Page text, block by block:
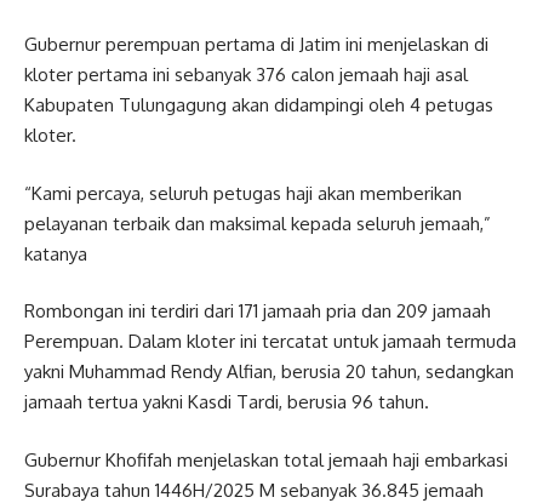
Gubernur perempuan pertama di Jatim ini menjelaskan di
kloter pertama ini sebanyak 376 calon jemaah haji asal
Kabupaten Tulungagung akan didampingi oleh 4 petugas
kloter.
“Kami percaya, seluruh petugas haji akan memberikan
pelayanan terbaik dan maksimal kepada seluruh jemaah,”
katanya
Rombongan ini terdiri dari 171 jamaah pria dan 209 jamaah
Perempuan. Dalam kloter ini tercatat untuk jamaah termuda
yakni Muhammad Rendy Alfian, berusia 20 tahun, sedangkan
jamaah tertua yakni Kasdi Tardi, berusia 96 tahun.
Gubernur Khofifah menjelaskan total jemaah haji embarkasi
Surabaya tahun 1446H/2025 M sebanyak 36.845 jemaah